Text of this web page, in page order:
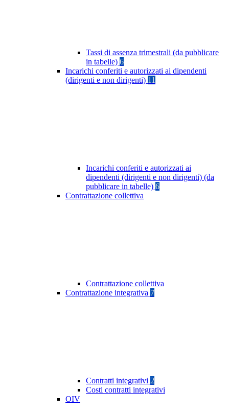
Tassi di assenza trimestrali (da pubblicare
in tabelle) 6
Incarichi conferiti e autorizzati ai dipendenti
(dirigenti e non dirigenti) 11
Incarichi conferiti e autorizzati ai
dipendenti (dirigenti e non dirigenti) (da
pubblicare in tabelle) 6
Contrattazione collettiva
Contrattazione collettiva
Contrattazione integrativa 7
Contratti integrativi 2
Costi contratti integrativi
OIV